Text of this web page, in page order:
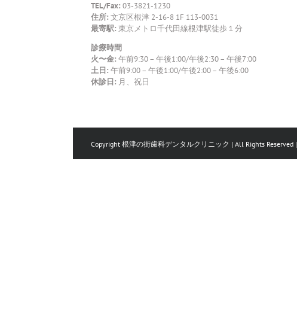
TEL/Fax: 03-3821-1230
住所: 文京区根津 2-16-8 1F 113-0031
最寄駅: 東京メトロ千代田線根津駅徒歩１分
診療時間
火〜金: 午前9:30 – 午後1:00/午後2:30 – 午後7:00
土日: 午前9:00 – 午後1:00/午後2:00 – 午後6:00
休診日: 月、祝日
Copyright 根津の街歯科デンタルクリニック | All Rights Reserved |